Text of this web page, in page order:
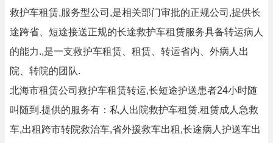
救护车租赁,服务型公司,是相关部门审批的正规公司,提供长
途跨省、短途接送正规的长途救护车租赁服务具备转运病人
的能力.,是一支救护车租赁、租赁、转运省内、外病人出
院、转院的团队.
北海市租赁公司救护车租赁转运,长短途护送患者24小时随
叫随到.提供的服务有：私人出院救护车租赁,租赁成人急救
车,出租跨市转院救治车,省外援救车出租,长途病人护送车出